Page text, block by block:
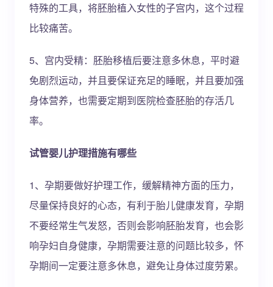
特殊的工具，将胚胎植入女性的子宫内，这个过程
比较痛苦。
5、宫内受精：胚胎移植后要注意多休息，平时避
免剧烈运动，并且要保证充足的睡眠，并且要加强
身体营养，也需要定期到医院检查胚胎的存活几
率。
试管婴儿护理措施有哪些
1、孕期要做好护理工作，缓解精神方面的压力，
尽量保持良好的心态，有利于胎儿健康发育，孕期
不要经常生气发怒，否则会影响胚胎发育，也会影
响孕妇自身健康，孕期需要注意的问题比较多，怀
孕期间一定要注意多休息，避免让身体过度劳累。